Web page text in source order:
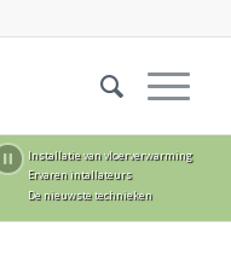
Installatie van vloerverwarming
Ervaren intallateurs
De nieuwste technieken